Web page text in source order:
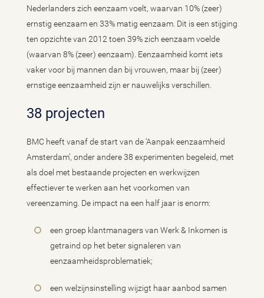
Nederlanders zich eenzaam voelt, waarvan 10% (zeer)
ernstig eenzaam en 33% matig eenzaam. Dit is een stijging
ten opzichte van 2012 toen 39% zich eenzaam voelde
(waarvan 8% (zeer) eenzaam). Eenzaamheid komt iets
vaker voor bij mannen dan bij vrouwen, maar bij (zeer)
ernstige eenzaamheid zijn er nauwelijks verschillen.
38 projecten
BMC heeft vanaf de start van de ‘Aanpak eenzaamheid
Amsterdam’, onder andere 38 experimenten begeleid, met
als doel met bestaande projecten en werkwijzen
effectiever te werken aan het voorkomen van
vereenzaming. De impact na een half jaar is enorm:
een groep klantmanagers van Werk & Inkomen is
getraind op het beter signaleren van
eenzaamheidsproblematiek;
een welzijnsinstelling wijzigt haar aanbod samen